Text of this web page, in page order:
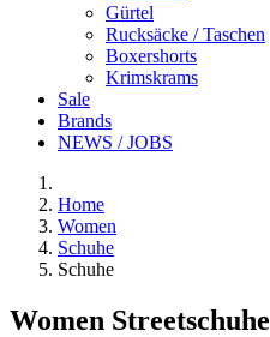
Gürtel
Rucksäcke / Taschen
Boxershorts
Krimskrams
Sale
Brands
NEWS / JOBS
Home
Women
Schuhe
Schuhe
Women Streetschuhe